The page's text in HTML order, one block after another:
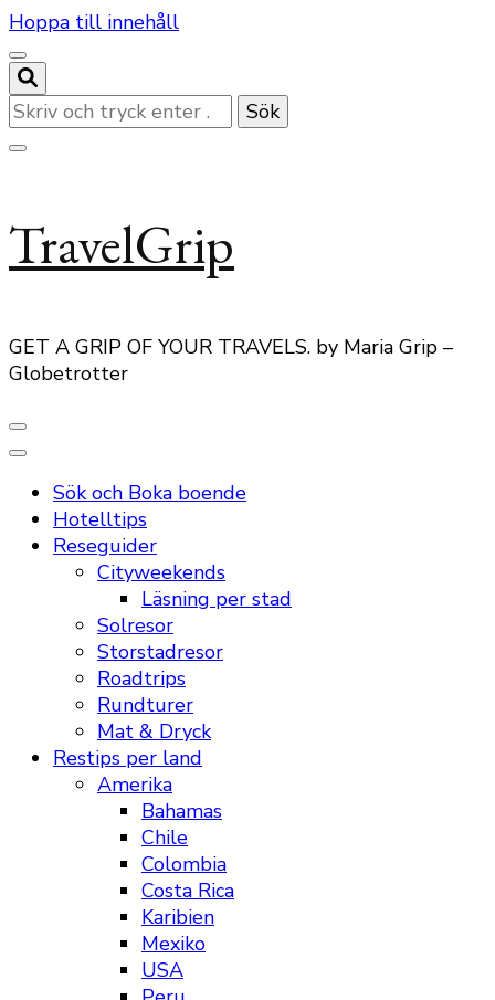
Hoppa till innehåll
Letar
du
efter
TravelGrip
GET A GRIP OF YOUR TRAVELS. by Maria Grip –
Globetrotter
Sök och Boka boende
Hotelltips
Reseguider
Cityweekends
Läsning per stad
Solresor
Storstadresor
Roadtrips
Rundturer
Mat & Dryck
Restips per land
Amerika
Bahamas
Chile
Colombia
Costa Rica
Karibien
Mexiko
USA